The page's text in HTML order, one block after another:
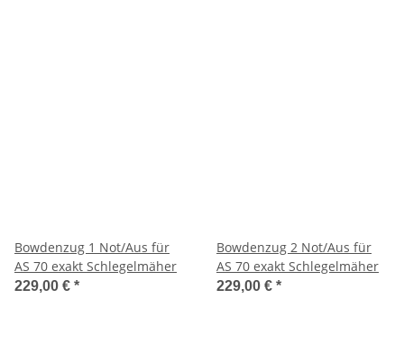
Bowdenzug 1 Not/Aus für
AS 70 exakt Schlegelmäher
229,00 € *
Bowdenzug 2 Not/Aus für
AS 70 exakt Schlegelmäher
229,00 € *